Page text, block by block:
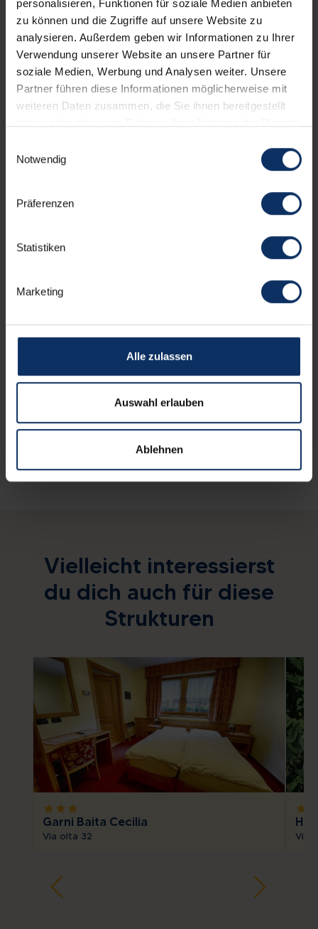
personalisieren, Funktionen für soziale Medien anbieten
zu können und die Zugriffe auf unsere Website zu
analysieren. Außerdem geben wir Informationen zu Ihrer
Verwendung unserer Website an unsere Partner für
soziale Medien, Werbung und Analysen weiter. Unsere
Partner führen diese Informationen möglicherweise mit
weiteren Daten zusammen, die Sie ihnen bereitgestellt
Notwendig
Präferenzen
Statistiken
Marketing
Alle zulassen
Auswahl erlauben
Ablehnen
HOTELEINRICHTUNGENNICHT BINDENDES
Parkplatz
Andere Serviceleistungen
KARTE ANSCHAUEN
Vielleicht interessierst
du dich auch für diese
Strukturen
starstarstar
Garni Baita Cecilia
Via olta 32
star
Via